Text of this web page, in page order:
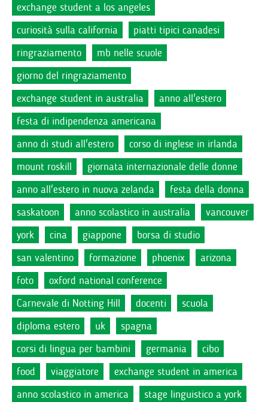
exchange student a los angeles
curiosità sulla california
piatti tipici canadesi
ringraziamento
mb nelle scuole
giorno del ringraziamento
exchange student in australia
anno all'estero
festa di indipendenza americana
anno di studi all'estero
corso di inglese in irlanda
mount roskill
giornata internazionale delle donne
anno all'estero in nuova zelanda
festa della donna
saskatoon
anno scolastico in australia
vancouver
york
cina giappone
borsa di studio
san valentino
formazione phoenix
arizona
foto
oxford national conference
Carnevale di Notting Hill
docenti
scuola
diploma estero
uk
spagna
corsi di lingua per bambini
germania
cibo
food
viaggiatore
exchange student in america
anno scolastico in america
stage linguistico a york